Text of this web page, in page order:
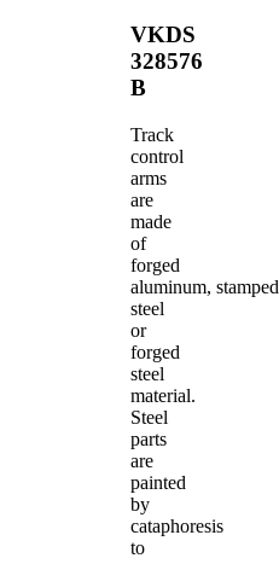
VKDS
328576
B
Track
control
arms
are
made
of
forged
aluminum, stamped
steel
or
forged
steel
material.
Steel
parts
are
painted
by
cataphoresis
to